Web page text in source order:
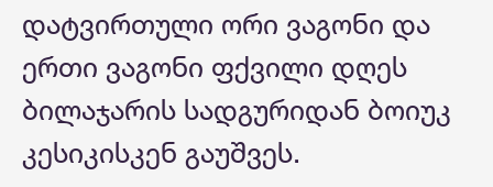
დატვირთული ორი ვაგონი და
ერთი ვაგონი ფქვილი დღეს
ბილაჯარის სადგურიდან ბოიუკ
კესიკისკენ გაუშვეს.